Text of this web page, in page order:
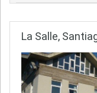
La Salle,